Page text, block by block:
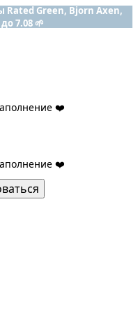
Rated Green, Bjorn Axen,
7.08 🌱
❤️
❤️